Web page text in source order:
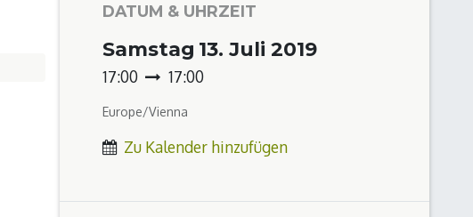
DATUM & UHRZEIT
Samstag 13. Juli 2019
17:00 17:00
Europe/Vienna
Zu Kalender hinzufügen